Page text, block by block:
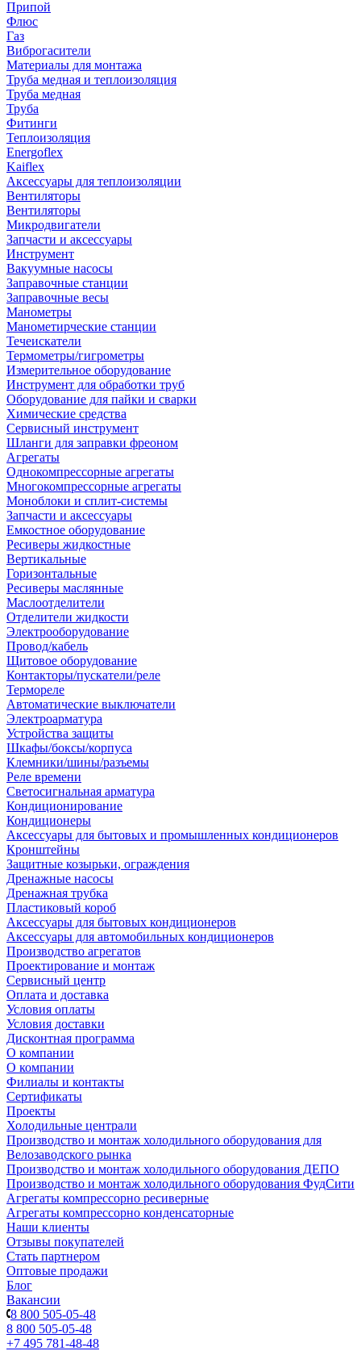
Припой
Флюс
Газ
Виброгасители
Материалы для монтажа
Труба медная и теплоизоляция
Труба медная
Труба
Фитинги
Теплоизоляция
Energoflex
Kaiflex
Аксессуары для теплоизоляции
Вентиляторы
Вентиляторы
Микродвигатели
Запчасти и аксессуары
Инструмент
Вакуумные насосы
Заправочные станции
Заправочные весы
Манометры
Манометирческие станции
Течеискатели
Термометры/гигрометры
Измерительное оборудование
Инструмент для обработки труб
Оборудование для пайки и сварки
Химические средства
Сервисный инструмент
Шланги для заправки фреоном
Агрегаты
Однокомпрессорные агрегаты
Многокомпрессорные агрегаты
Моноблоки и сплит-системы
Запчасти и аксессуары
Емкостное оборудование
Ресиверы жидкостные
Вертикальные
Горизонтальные
Ресиверы маслянные
Маслоотделители
Отделители жидкости
Электрооборудование
Провод/кабель
Щитовое оборудование
Контакторы/пускатели/реле
Термореле
Автоматические выключатели
Электроарматура
Устройства защиты
Шкафы/боксы/корпуса
Клемники/шины/разъемы
Реле времени
Светосигнальная арматура
Кондиционирование
Кондиционеры
Аксессуары для бытовых и промышленных кондиционеров
Кронштейны
Защитные козырьки, ограждения
Дренажные насосы
Дренажная трубка
Пластиковый короб
Аксессуары для бытовых кондиционеров
Аксессуары для автомобильных кондиционеров
Производство агрегатов
Проектирование и монтаж
Сервисный центр
Оплата и доставка
Условия оплаты
Условия доставки
Дисконтная программа
О компании
О компании
Филиалы и контакты
Сертификаты
Проекты
Холодильные централи
Производство и монтаж холодильного оборудования для
Велозаводского рынка
Производство и монтаж холодильного оборудования ДЕПО
Производство и монтаж холодильного оборудования ФудСити
Агрегаты компрессорно ресиверные
Агрегаты компрессорно конденсаторные
Наши клиенты
Отзывы покупателей
Стать партнером
Оптовые продажи
Блог
Вакансии
8 800 505-05-48
8 800 505-05-48
+7 495 781-48-48